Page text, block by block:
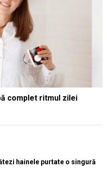
complet ritmul zilei
hainele purtate o singură